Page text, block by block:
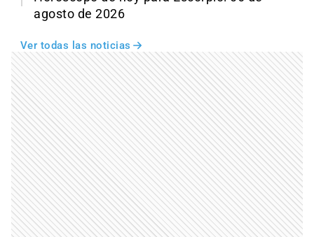
agosto de 2026
Ver todas las noticias